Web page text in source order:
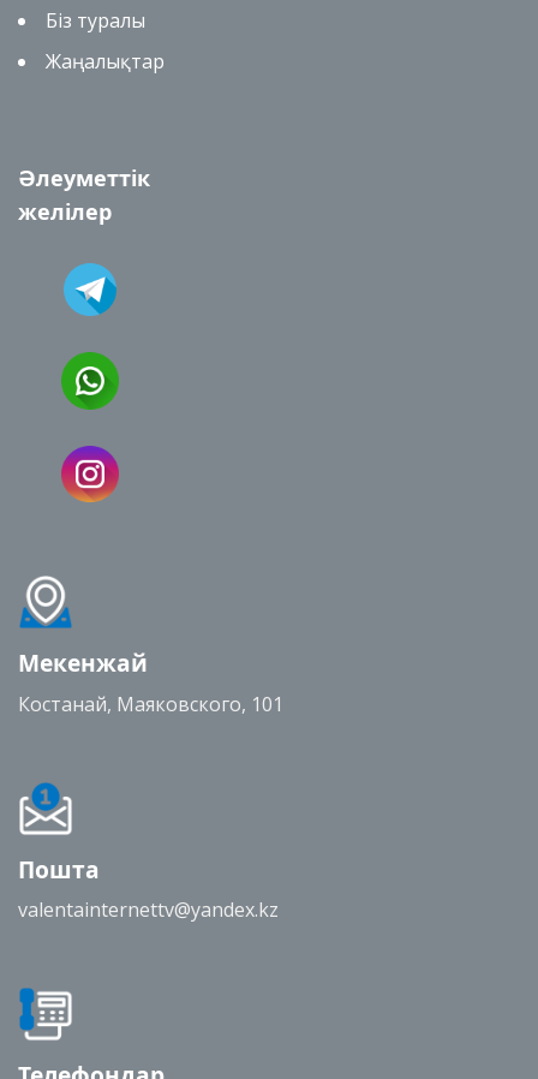
Біз туралы
Жаңалықтар
Әлеуметтік
желілер
Мекенжай
Костанай, Маяковского, 101
Пошта
valentainternettv@yandex.kz